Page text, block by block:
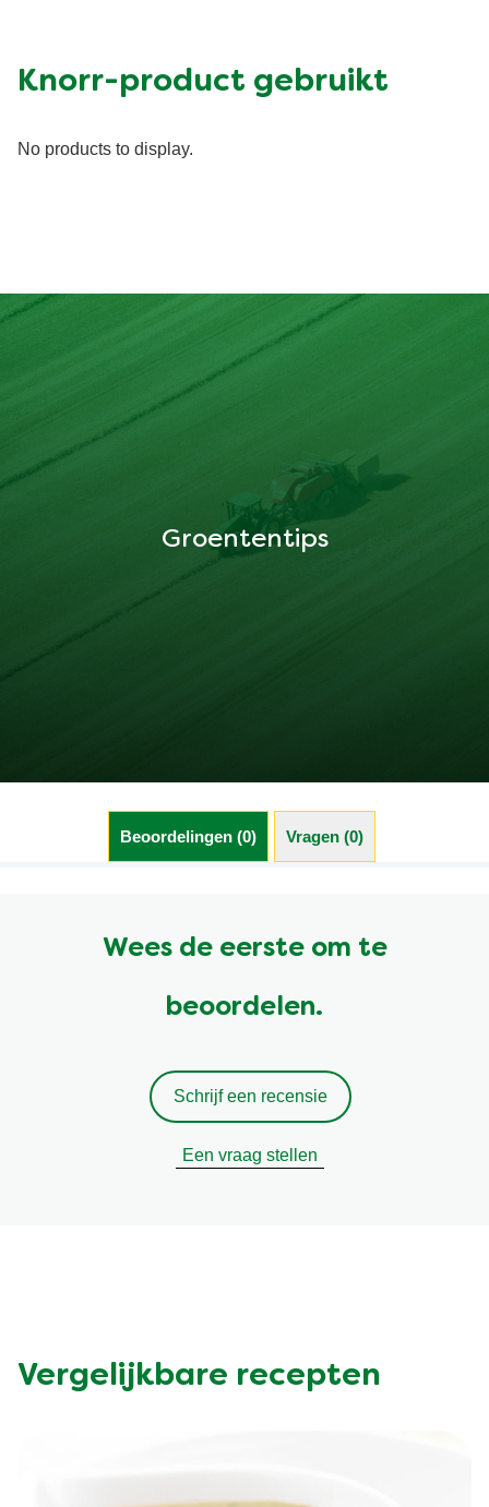
Knorr-product gebruikt
No products to display.
Groententips
Beoordelingen (0) Vragen (0)
Wees de eerste om te
beoordelen.
Schrijf een recensie
Een vraag stellen
Vergelijkbare recepten